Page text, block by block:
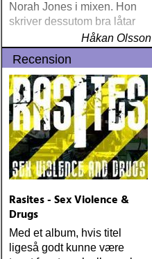
Norah Jones i mixen. Hon
skriver dessutom bra låtar
Håkan Olsson
Recension
Rasites - Sex Violence &
Drugs
Med et album, hvis titel
ligeså godt kunne være